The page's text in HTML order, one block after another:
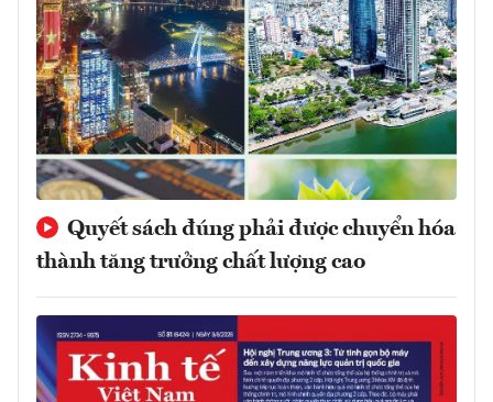
Quyết sách đúng phải được chuyển hóa
thành tăng trưởng chất lượng cao